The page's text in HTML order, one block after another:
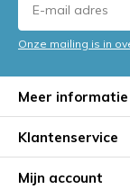
Onze mailing is in
Meer informatie
Klantenservice
Mijn account